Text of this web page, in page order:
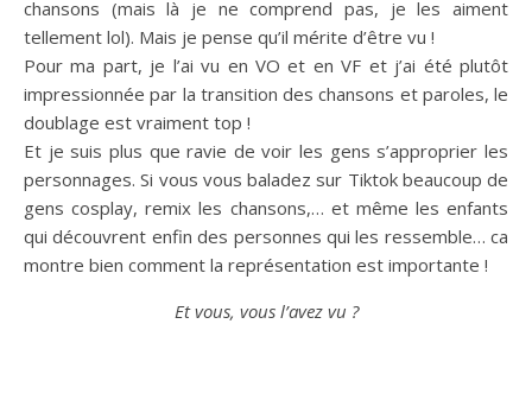
chansons (mais là je ne comprend pas, je les aiment
tellement lol). Mais je pense qu’il mérite d’être vu !
Pour ma part, je l’ai vu en VO et en VF et j’ai été plutôt
impressionnée par la transition des chansons et paroles, le
doublage est vraiment top !
Et je suis plus que ravie de voir les gens s’approprier les
personnages. Si vous vous baladez sur Tiktok beaucoup de
gens cosplay, remix les chansons,… et même les enfants
qui découvrent enfin des personnes qui les ressemble… ca
montre bien comment la représentation est importante !
Et vous, vous l’avez vu ?